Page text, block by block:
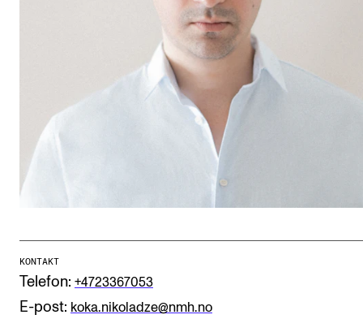
Studentutvalet SUT (student.nmh.no)
FORSKNING
CERM
CREMAH
INTERNASJONALT
KONTAKT
Telefon: +4723367053
E-post: koka.nikoladze@nmh.no